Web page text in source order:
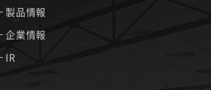
製品情報
企業情報
IR